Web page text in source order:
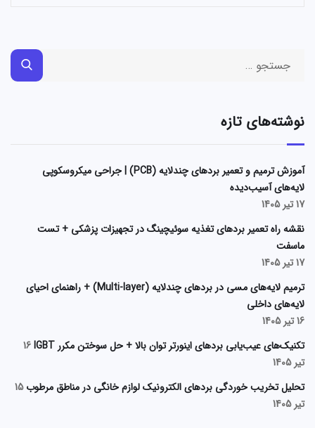
نوشته‌های تازه
آموزش ترمیم و تعمیر بردهای چندلایه (PCB) | جراحی میکروسکوپی
لایه‌های آسیب‌دیده
17 تیر 1405
نقشه راه تعمیر بردهای تغذیه سوئیچینگ در تجهیزات پزشکی + تست
ماسفت
17 تیر 1405
ترمیم لایه‌های مسی در بردهای چندلایه (Multi-layer) + راهنمای احیای
لایه‌های داخلی
16 تیر 1405
تکنیک‌های عیب‌یابی بردهای اینورتر توان بالا + حل سوختن مکرر IGBT
16
تیر 1405
تحلیل تخریب خوردگی بردهای الکترونیک لوازم خانگی در مناطق مرطوب 15
تیر 1405